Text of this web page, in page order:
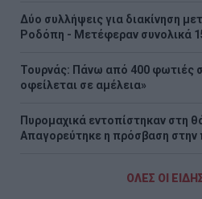
Δύο συλλήψεις για διακίνηση
Ροδόπη - Μετέφεραν συνολικά
Τουρνάς: Πάνω από 400 φωτιές
οφείλεται σε αμέλεια»
Πυρομαχικά εντοπίστηκαν στη
Απαγορεύτηκε η πρόσβαση στην
ΟΛΕΣ ΟΙ